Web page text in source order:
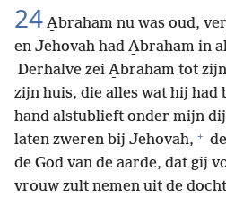
24 A̱braham nu was oud,
en Jehovah had A̱braham in
Derhalve zei A̱braham tot
zijn huis, die alles wat hij had
hand alstublieft onder mijn
laten zweren bij Jehovah, +
de God van de aarde, dat gij
vrouw zult nemen uit de